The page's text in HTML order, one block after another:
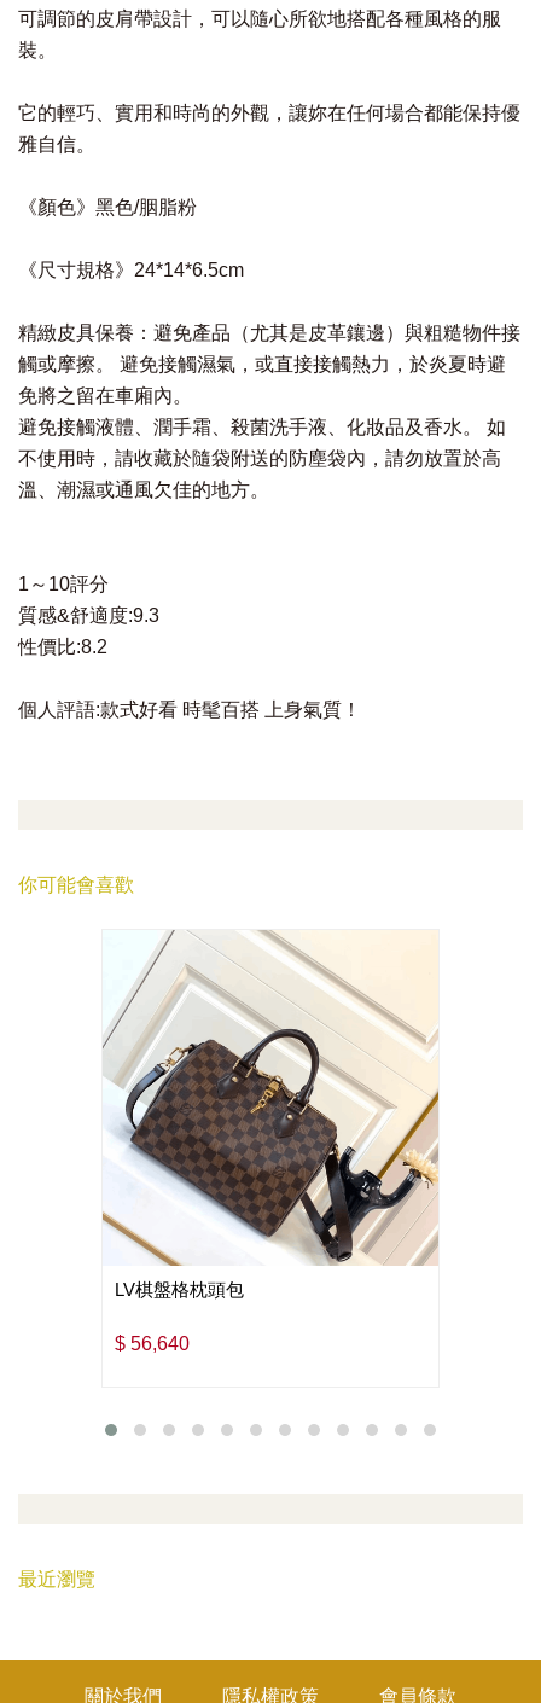
可調節的皮肩帶設計，可以隨心所欲地搭配各種風格的服
裝。
它的輕巧、實用和時尚的外觀，讓妳在任何場合都能保持優
雅自信。
《顏色》黑色/胭脂粉
《尺寸規格》24*14*6.5cm
精緻皮具保養：避免產品（尤其是皮革鑲邊）與粗糙物件接
觸或摩擦。 避免接觸濕氣，或直接接觸熱力，於炎夏時避
免將之留在車廂內。
避免接觸液體、潤手霜、殺菌洗手液、化妝品及香水。 如
不使用時，請收藏於隨袋附送的防塵袋內，請勿放置於高
溫、潮濕或通風欠佳的地方。
1～10評分
質感&舒適度:9.3
性價比:8.2
個人評語:款式好看 時髦百搭 上身氣質！
你可能會喜歡
LV棋盤格枕頭包
$ 56,640
最近瀏覽
關於我們 隱私權政策 會員條款